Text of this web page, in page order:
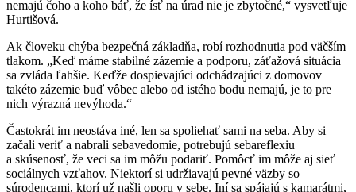
nemajú čoho a koho báť, že ísť na úrad nie je zbytočné,“ vysvetľuje
Hurtišová.
Ak človeku chýba bezpečná základňa, robí rozhodnutia pod väčším
tlakom. „Keď máme stabilné zázemie a podporu, záťažová situácia
sa zvláda ľahšie. Keďže dospievajúci odchádzajúci z domovov
takéto zázemie buď vôbec alebo od istého bodu nemajú, je to pre
nich výrazná nevýhoda.“
Častokrát im neostáva iné, len sa spoliehať sami na seba. Aby si
začali veriť a nabrali sebavedomie, potrebujú sebareflexiu
a skúsenosť, že veci sa im môžu podariť. Pomôcť im môže aj sieť
sociálnych vzťahov. Niektorí si udržiavajú pevné väzby so
súrodencami, ktorí už našli oporu v sebe. Iní sa spájajú s kamarátmi,